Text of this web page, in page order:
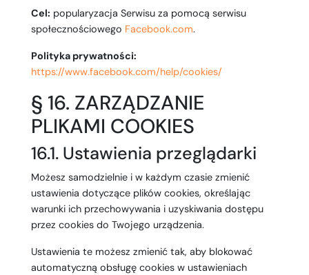
Cel: popularyzacja Serwisu za pomocą serwisu
społecznościowego Facebook.com.
Polityka prywatności:
https://www.facebook.com/help/cookies/
§ 16. ZARZĄDZANIE
PLIKAMI COOKIES
16.1. Ustawienia przeglądarki
Możesz samodzielnie i w każdym czasie zmienić
ustawienia dotyczące plików cookies, określając
warunki ich przechowywania i uzyskiwania dostępu
przez cookies do Twojego urządzenia.
Ustawienia te możesz zmienić tak, aby blokować
automatyczną obsługę cookies w ustawieniach